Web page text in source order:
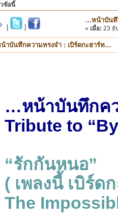
ข้อนี้
…หน้าบันทึ
« เมื่อ: 23 ธั
าบันทึกความทรงจำ : เบิร์ดกะฮาร์ท…
…หน้าบันทึกค
Tribute to
“รักกันหนอ”
( เพลงนี้ เบิร์ด
The